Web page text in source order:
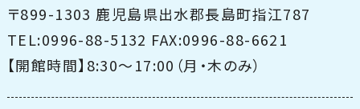
〒899-1303 鹿児島県出水郡長島町指江787
TEL:0996-88-5132 FAX:0996-88-6621
【開館時間】8:30〜17:00（月・木のみ）